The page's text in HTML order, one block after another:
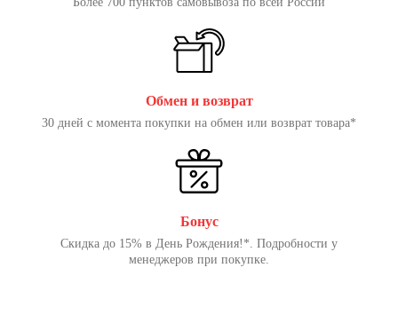
Обмен и возврат
30 дней с момента покупки на обмен или возврат товара*
Бонус
Скидка до 15% в День Рождения!*. Подробности у
менеджеров при покупке.